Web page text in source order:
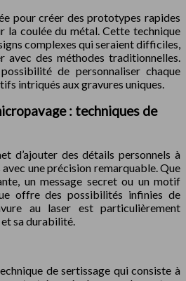
pour créer des prototypes rapides
la coulée du métal. Cette technique
complexes qui seraient difficiles,
avec des méthodes traditionnelles.
de personnaliser chaque
intriqués aux gravures uniques.
: techniques de
d’ajouter des détails personnels à
une précision remarquable. Que
un message secret ou un motif
offre des possibilités infinies de
au laser est particulièrement
sa durabilité.
de sertissage qui consiste à